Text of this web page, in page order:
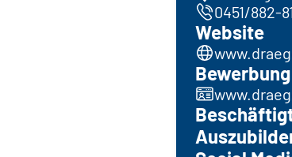
0451/882-
Website
Bewerbung